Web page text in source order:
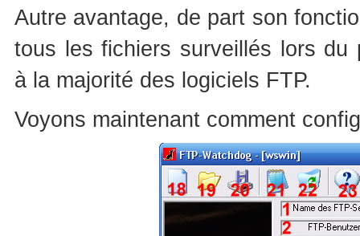
Autre avantage, de part son
tous les fichiers surveillés lors du
à la majorité des logiciels FTP.
Voyons maintenant comment